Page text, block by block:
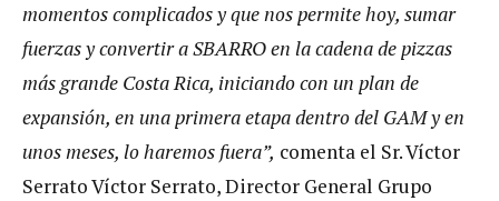
momentos complicados y que nos permite hoy, sumar
fuerzas y convertir a SBARRO en la cadena de pizzas
más grande Costa Rica, iniciando con un plan de
expansión, en una primera etapa dentro del GAM y en
unos meses, lo haremos fuera”, comenta el Sr. Víctor
Serrato Víctor Serrato, Director General Grupo